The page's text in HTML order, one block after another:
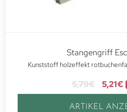
Stangengriff
Kunststoff holzeffekt
5,79€ 5,21€
ARTIKEL